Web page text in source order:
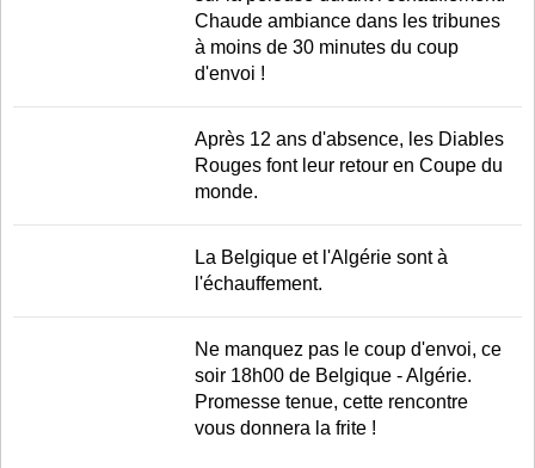
Chaude ambiance dans les tribunes
à moins de 30 minutes du coup
d'envoi !
Après 12 ans d'absence, les Diables
Rouges font leur retour en Coupe du
monde.
La Belgique et l'Algérie sont à
l'échauffement.
Ne manquez pas le coup d'envoi, ce
soir 18h00 de Belgique - Algérie.
Promesse tenue, cette rencontre
vous donnera la frite !